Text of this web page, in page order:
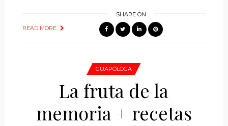
READ MORE
SHARE ON
GUAPÓLOGA
La fruta de la
memoria + recetas